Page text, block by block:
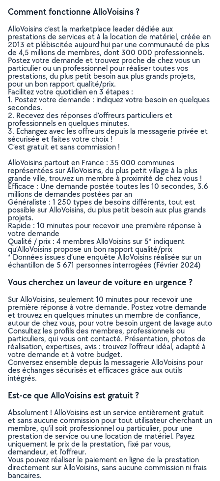
Comment fonctionne AlloVoisins ?
AlloVoisins c’est la marketplace leader dédiée aux
prestations de services et à la location de matériel, créée en
2013 et plébiscitée aujourd’hui par une communauté de plus
de 4,5 millions de membres, dont 300 000 professionnels.
Postez votre demande et trouvez proche de chez vous un
particulier ou un professionnel pour réaliser toutes vos
prestations, du plus petit besoin aux plus grands projets,
pour un bon rapport qualité/prix.
Facilitez votre quotidien en 3 étapes :
1. Postez votre demande : indiquez votre besoin en quelques
secondes.
2. Recevez des réponses d’offreurs particuliers et
professionnels en quelques minutes.
3. Echangez avec les offreurs depuis la messagerie privée et
sécurisée et faites votre choix !
C’est gratuit et sans commission !
AlloVoisins partout en France : 35 000 communes
représentées sur AlloVoisins, du plus petit village à la plus
grande ville, trouvez un membre à proximité de chez vous !
Efficace : Une demande postée toutes les 10 secondes, 3.6
millions de demandes postées par an
Généraliste : 1 250 types de besoins différents, tout est
possible sur AlloVoisins, du plus petit besoin aux plus grands
projets.
Rapide : 10 minutes pour recevoir une première réponse à
votre demande
Qualité / prix : 4 membres AlloVoisins sur 5* indiquent
qu’AlloVoisins propose un bon rapport qualité/prix
* Données issues d’une enquête AlloVoisins réalisée sur un
échantillon de 5 671 personnes interrogées (Février 2024)
Vous cherchez un laveur de voiture en urgence ?
Sur AlloVoisins, seulement 10 minutes pour recevoir une
première réponse à votre demande. Postez votre demande
et trouvez en quelques minutes un membre de confiance,
autour de chez vous, pour votre besoin urgent de lavage auto
Consultez les profils des membres, professionnels ou
particuliers, qui vous ont contacté. Présentation, photos de
réalisation, expertises, avis : trouvez l'offreur idéal, adapté à
votre demande et à votre budget.
Conversez ensemble depuis la messagerie AlloVoisins pour
des échanges sécurisés et efficaces grâce aux outils
intégrés.
Est-ce que AlloVoisins est gratuit ?
Absolument ! AlloVoisins est un service entièrement gratuit
et sans aucune commission pour tout utilisateur cherchant un
membre, qu’il soit professionnel ou particulier, pour une
prestation de service ou une location de matériel. Payez
uniquement le prix de la prestation, fixé par vous,
demandeur, et l’offreur.
Vous pouvez réaliser le paiement en ligne de la prestation
directement sur AlloVoisins, sans aucune commission ni frais
bancaires.